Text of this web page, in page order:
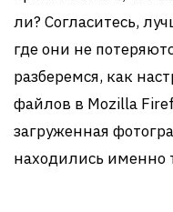
ли? Согласитесь,
где они не
разберемся, как
файлов в Mozilla
загруженная
находились именно